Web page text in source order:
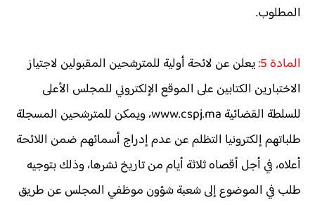
المطلوب.
المادة 5:
يعلن عن لائحة أولية للمترشحين المقبولين لاجتياز
الاختبارين الكتابين على الموقع الإلكتروني للمجلس الأعلى
للسلطة القضائية www.cspj.ma، ويمكن للمترشحين المسجلة
طلباتهم إلكترونيا التظلم عن عدم إدراج أسمائهم ضمن اللائحة
أعلاه، في أجل أقصاه ثلاثة أيام من تاريخ نشرها، وذلك بتوجيه
طلب في الموضوع إلى شعبة شؤون موظفي المجلس عن طريق